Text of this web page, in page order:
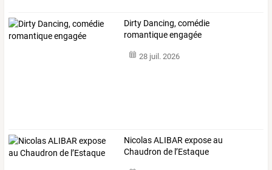
Dirty Dancing, comédie
romantique engagée
28 juil. 2026
Nicolas ALIBAR expose au
Chaudron de l’Estaque